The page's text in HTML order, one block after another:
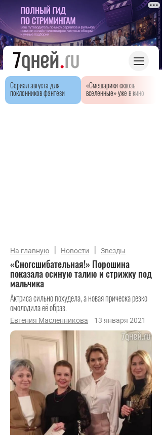
Сериал августа для
поклонников фэнтези
«Смешарики сквозь
вселенные» уже в кино
На главную | Новости | Звезды
«Сногсшибательная!» Порошина
показала осиную талию и стрижку под
мальчика
Актриса сильно похудела, а новая прическа резко
омолодила её образ.
Евгения Масленникова 13 января 2021